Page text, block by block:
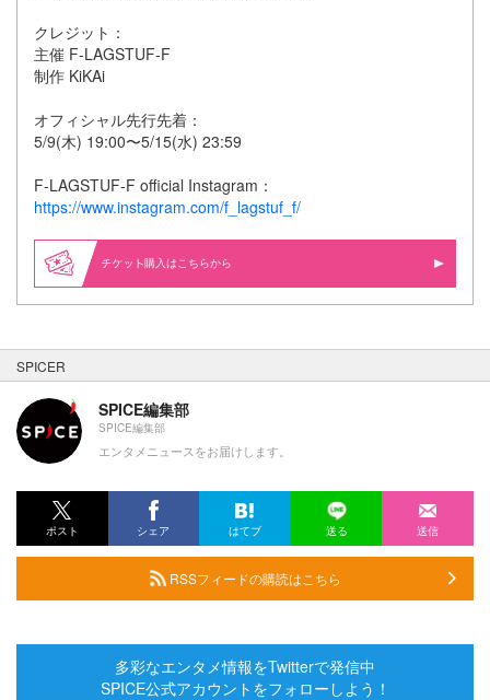
クレジット：
主催 F-LAGSTUF-F
制作 KiKAi
オフィシャル先行先着：
5/9(木) 19:00〜5/15(水) 23:59
F-LAGSTUF-F official Instagram：
https://www.instagram.com/f_lagstuf_f/
購入はこちらから
SPICER
SPICE編集部
SPICE編集部
エンタメニュースをお届けします。
ポスト シェア はてブ 送る 送信
RSSフィードの購読はこちら
多彩なエンタメ情報をTwitterで発信中
SPICE公式アカウントをフォローしよう！